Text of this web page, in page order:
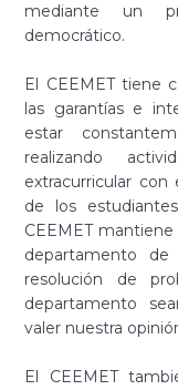
mediante un
democrático.
El CEEMET tiene
las garantías e
estar
realizando
extracurricular
de los
CEEMET
departamento
resolución de
departamento
valer nuestra
El CEEMET